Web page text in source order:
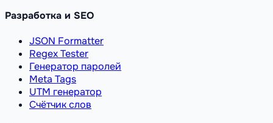
Разработка и SEO
JSON Formatter
Regex Tester
Генератор паролей
Meta Tags
UTM генератор
Счётчик слов